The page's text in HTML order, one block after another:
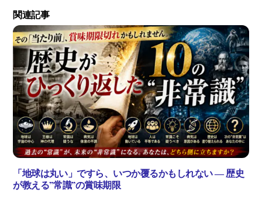
関連記事
「地球は丸い」ですら、いつか覆るかもしれない ― 歴史
が教える”常識”の賞味期限